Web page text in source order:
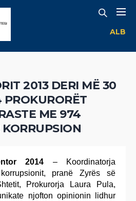
ALB
2013 DERI MË 30
PROKURORËT
ME 974
2014 – Koordinatorja
pranë Zyrës së
Prokurorja Laura Pula,
njofton opinionin lidhur